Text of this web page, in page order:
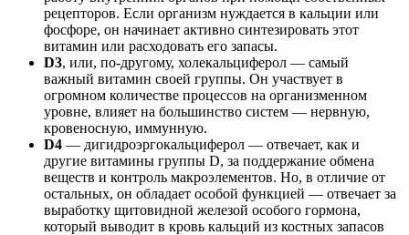
рецепторов. Если организм нуждается в кальции или
фосфоре, он начинает активно синтезировать этот
витамин или расходовать его запасы.
D3, или, по-другому, холекальциферол — самый
важный витамин своей группы. Он участвует в
огромном количестве процессов на организменном
уровне, влияет на большинство систем — нервную,
кровеносную, иммунную.
D4 — дигидроэргокальциферол — отвечает, как и
другие витамины группы D, за поддержание обмена
веществ и контроль макроэлементов. Но, в отличие от
остальных, он обладает особой функцией — отвечает за
выработку щитовидной железой особого гормона,
который выводит в кровь кальций из костных запасов